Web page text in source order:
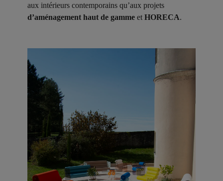
aux intérieurs contemporains qu’aux projets
d’aménagement haut de gamme et HORECA.